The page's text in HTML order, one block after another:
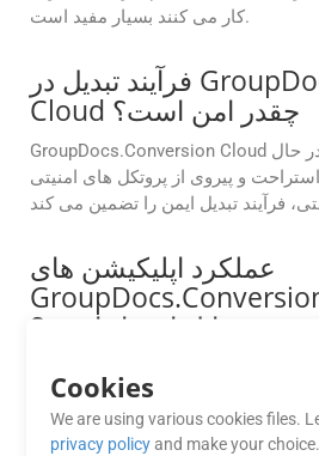
کار می کنند بسیار مفید است.
فرآیند تبدیل در GroupDocs.Conversion
Cloud چقدر امن است؟
GroupDocs.Conversion Cloud با رمزگذاری داده ها در حال
و پیروی از پروتکل های امنیتی
عملکرد اپلیکیشن های
چقدر قابل اعتماد است؟
بالا را برای نیازهای تبدیل شما ارائه
Cookies
We are using various cookies files.
privacy policyand make your choice.